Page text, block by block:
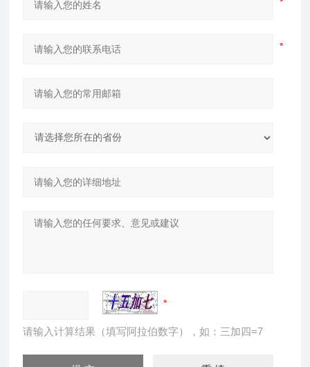
请输入计算结果（填写阿拉伯数字），如：三加四=7